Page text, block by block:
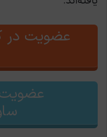
عضویت در
عضویت